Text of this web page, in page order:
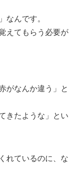
んです。
えてもらう必要が
がなんか違う」と
きたような」とい
れているのに、な